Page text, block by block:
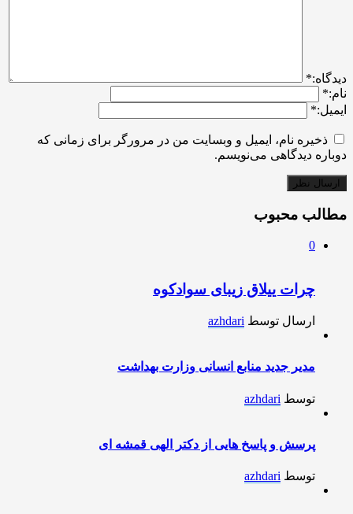
ديدگاه:*
نام:*
ایمیل:*
ذخیره نام، ایمیل و وبسایت من در مرورگر برای زمانی که
دوباره دیدگاهی می‌نویسم.
مطالب محبوب
0
چرات ییلاق زیبای سوادکوه
ارسال توسط azhdari
مدیر جدید منابع انسانی وزارت بهداشت
توسط azhdari
پرسش و پاسخ هایی از دکتر الهی قمشه ای
توسط azhdari